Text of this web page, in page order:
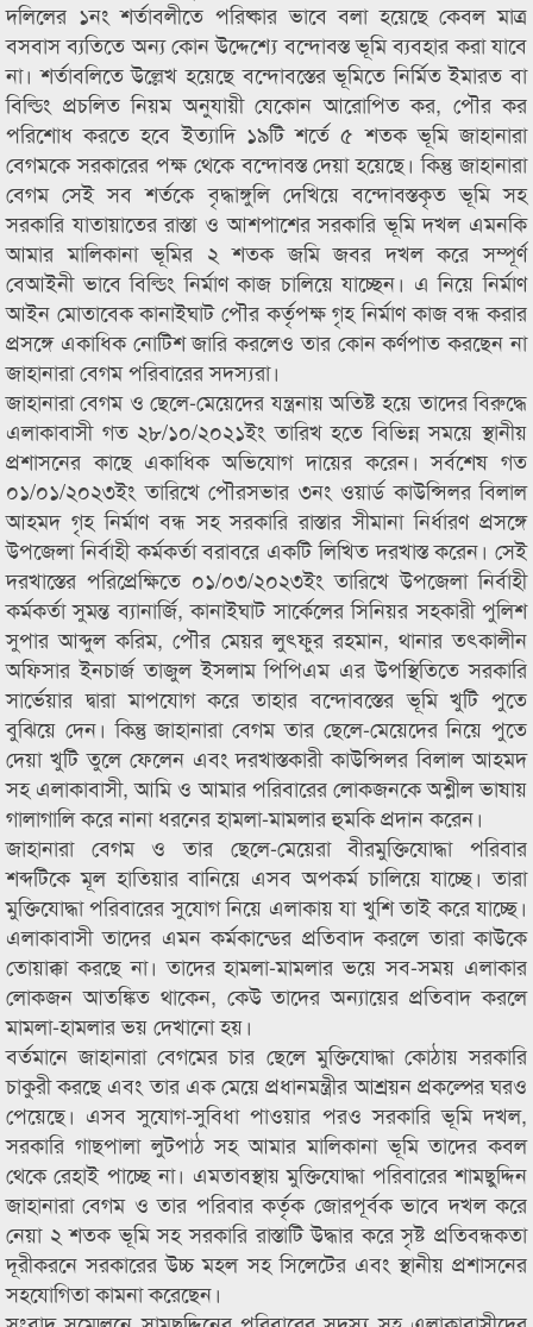
দলিলের ১নং শর্তাবলীতে পরিষ্কার ভাবে বলা হয়েছে কেবল মাত্র
বসবাস ব্যতিতে অন্য কোন উদ্দেশ্যে বন্দোবস্ত ভূমি ব্যবহার করা যাবে
না। শর্তাবলিতে উল্লেখ হয়েছে বন্দোবস্তের ভূমিতে নির্মিত ইমারত বা
বিল্ডিং প্রচলিত নিয়ম অনুযায়ী যেকোন আরোপিত কর, পৌর কর
পরিশোধ করতে হবে ইত্যাদি ১৯টি শর্তে ৫ শতক ভূমি জাহানারা
বেগমকে সরকারের পক্ষ থেকে বন্দোবস্ত দেয়া হয়েছে। কিন্তু জাহানারা
বেগম সেই সব শর্তকে বৃদ্ধাঙ্গুলি দেখিয়ে বন্দোবস্তকৃত ভূমি সহ
সরকারি যাতায়াতের রাস্তা ও আশপাশের সরকারি ভূমি দখল এমনকি
আমার মালিকানা ভূমির ২ শতক জমি জবর দখল করে সম্পূর্ণ
বেআইনী ভাবে বিল্ডিং নির্মাণ কাজ চালিয়ে যাচ্ছেন। এ নিয়ে নির্মাণ
আইন মোতাবেক কানাইঘাট পৌর কর্তৃপক্ষ গৃহ নির্মাণ কাজ বন্ধ করার
প্রসঙ্গে একাধিক নোটিশ জারি করলেও তার কোন কর্ণপাত করছেন না
জাহানারা বেগম পরিবারের সদস্যরা।
জাহানারা বেগম ও ছেলে-মেয়েদের যন্ত্রনায় অতিষ্ট হয়ে তাদের বিরুদ্ধে
এলাকাবাসী গত ২৮/১০/২০২১ইং তারিখ হতে বিভিন্ন সময়ে স্থানীয়
প্রশাসনের কাছে একাধিক অভিযোগ দায়ের করেন। সর্বশেষ গত
০১/০১/২০২৩ইং তারিখে পৌরসভার ৩নং ওয়ার্ড কাউন্সিলর বিলাল
আহমদ গৃহ নির্মাণ বন্ধ সহ সরকারি রাস্তার সীমানা নির্ধারণ প্রসঙ্গে
উপজেলা নির্বাহী কর্মকর্তা বরাবরে একটি লিখিত দরখাস্ত করেন। সেই
দরখাস্তের পরিপ্রেক্ষিতে ০১/০৩/২০২৩ইং তারিখে উপজেলা নির্বাহী
কর্মকর্তা সুমন্ত ব্যানার্জি, কানাইঘাট সার্কেলের সিনিয়র সহকারী পুলিশ
সুপার আব্দুল করিম, পৌর মেয়র লুৎফুর রহমান, থানার তৎকালীন
অফিসার ইনচার্জ তাজুল ইসলাম পিপিএম এর উপস্থিতিতে সরকারি
সার্ভেয়ার দ্বারা মাপযোগ করে তাহার বন্দোবস্তের ভূমি খুটি পুতে
বুঝিয়ে দেন। কিন্তু জাহানারা বেগম তার ছেলে-মেয়েদের নিয়ে পুতে
দেয়া খুটি তুলে ফেলেন এবং দরখাস্তকারী কাউন্সিলর বিলাল আহমদ
সহ এলাকাবাসী, আমি ও আমার পরিবারের লোকজনকে অশ্লীল ভাষায়
গালাগালি করে নানা ধরনের হামলা-মামলার হুমকি প্রদান করেন।
জাহানারা বেগম ও তার ছেলে-মেয়েরা বীরমুক্তিযোদ্ধা পরিবার
শব্দটিকে মূল হাতিয়ার বানিয়ে এসব অপকর্ম চালিয়ে যাচ্ছে। তারা
মুক্তিযোদ্ধা পরিবারের সুযোগ নিয়ে এলাকায় যা খুশি তাই করে যাচ্ছে।
এলাকাবাসী তাদের এমন কর্মকান্ডের প্রতিবাদ করলে তারা কাউকে
তোয়াক্কা করছে না। তাদের হামলা-মামলার ভয়ে সব-সময় এলাকার
লোকজন আতঙ্কিত থাকেন, কেউ তাদের অন্যায়ের প্রতিবাদ করলে
মামলা-হামলার ভয় দেখানো হয়।
বর্তমানে জাহানারা বেগমের চার ছেলে মুক্তিযোদ্ধা কোঠায় সরকারি
চাকুরী করছে এবং তার এক মেয়ে প্রধানমন্ত্রীর আশ্রয়ন প্রকল্পের ঘরও
পেয়েছে। এসব সুযোগ-সুবিধা পাওয়ার পরও সরকারি ভূমি দখল,
সরকারি গাছপালা লুটপাঠ সহ আমার মালিকানা ভূমি তাদের কবল
থেকে রেহাই পাচ্ছে না। এমতাবস্থায় মুক্তিযোদ্ধা পরিবারের শামছুদ্দিন
জাহানারা বেগম ও তার পরিবার কর্তৃক জোরপূর্বক ভাবে দখল করে
নেয়া ২ শতক ভূমি সহ সরকারি রাস্তাটি উদ্ধার করে সৃষ্ট প্রতিবন্ধকতা
দূরীকরনে সরকারের উচ্চ মহল সহ সিলেটের এবং স্থানীয় প্রশাসনের
সহযোগিতা কামনা করেছেন।